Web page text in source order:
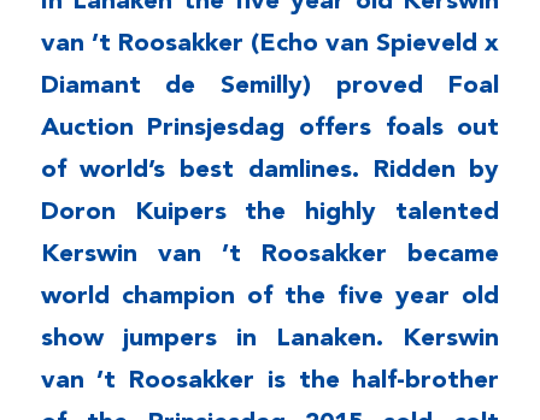
van ’t Roosakker (Echo van Spieveld x
Diamant de Semilly) proved Foal
Auction Prinsjesdag offers foals out
of world’s best damlines. Ridden by
Doron Kuipers the highly talented
Kerswin van ’t Roosakker became
world champion of the five year old
show jumpers in Lanaken. Kerswin
van ’t Roosakker is the half-brother